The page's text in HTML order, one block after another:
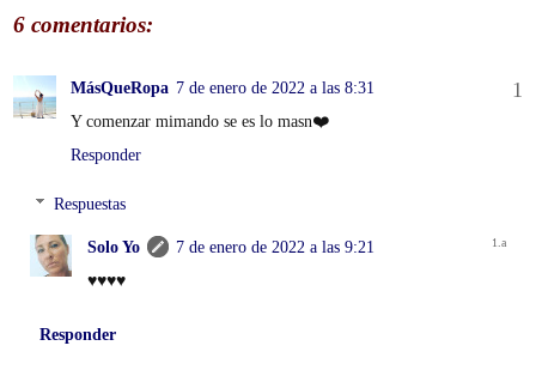
6 comentarios:
MásQueRopa 7 de enero de 2022 a las 8:31
Y comenzar mimando se es lo masn❤️
Responder
Respuestas
Solo Yo
7 de enero de 2022 a las 9:21
♥️♥️♥️♥️
Responder